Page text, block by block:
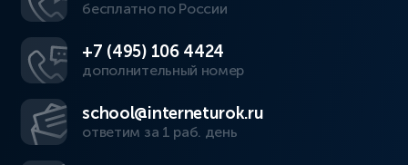
бесплатно по России
+7 (495) 106 4424
дополнительный номер
school@interneturok.ru
ответим за 1 раб. день